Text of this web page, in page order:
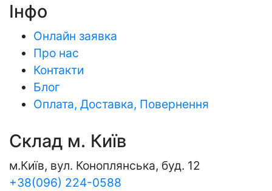
Інфо
Онлайн заявка
Про нас
Контакти
Блог
Оплата, Доставка, Повернення
Склад м. Київ
м.Київ, вул. Коноплянська, буд. 12
+38(096) 224-0588